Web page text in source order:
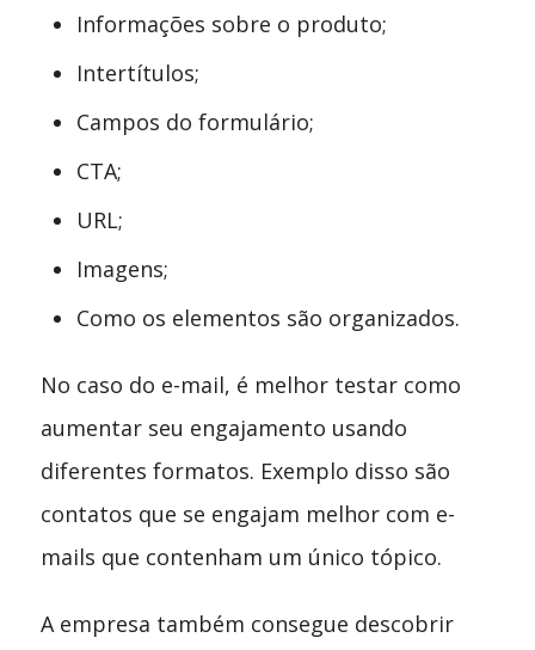
Informações sobre o produto;
Intertítulos;
Campos do formulário;
CTA;
URL;
Imagens;
Como os elementos são organizados.
No caso do e-mail, é melhor testar como
aumentar seu engajamento usando
diferentes formatos. Exemplo disso são
contatos que se engajam melhor com e-
mails que contenham um único tópico.
A empresa também consegue descobrir